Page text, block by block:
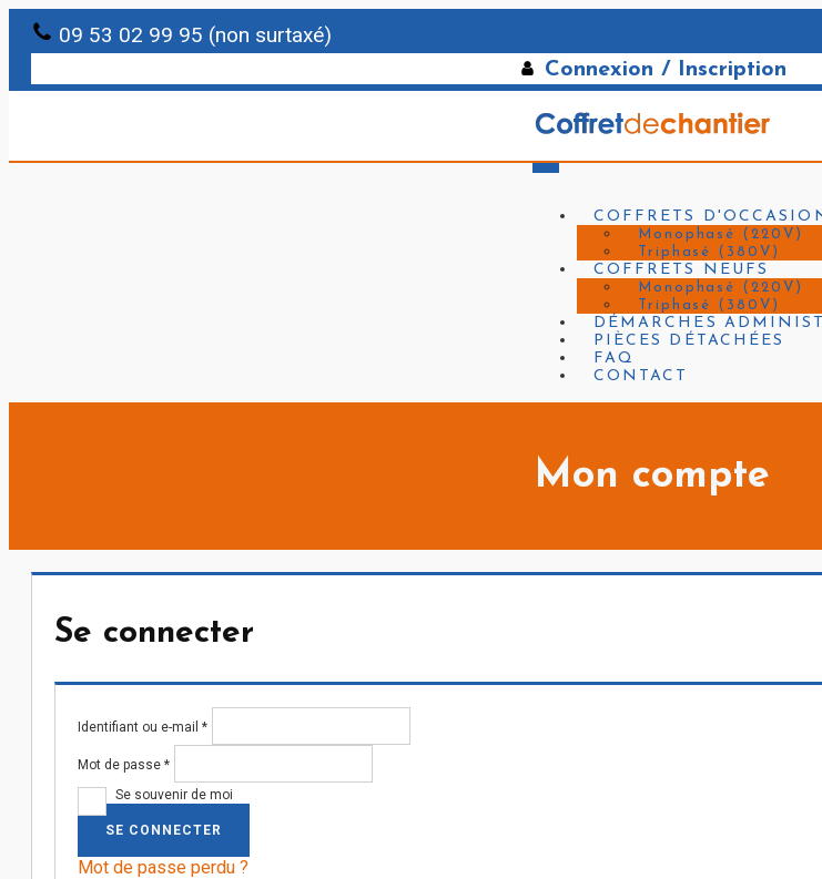
09 53 02 99 95 (non surtaxé)
Connexion / Inscription
COFFRETS
Monophasé (220V)
Triphasé (380V)
COFFRETS NEUFS
Monophasé (220V)
Triphasé (380V)
DÉMARCHES
PIÈCES DÉTACHÉES
FAQ
CONTACT
Mon compte
Se connecter
Identifiant ou e-mail *
Obligatoire
Mot de passe *
Obligatoire
Se souvenir de moi
SE CONNECTER
Mot de passe perdu ?